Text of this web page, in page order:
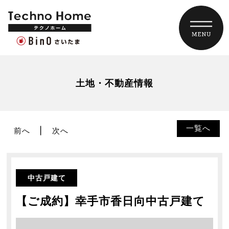
土地・不動産情報
一覧へ
前へ 次へ
中古戸建て
【ご成約】幸手市香日向中古戸建て